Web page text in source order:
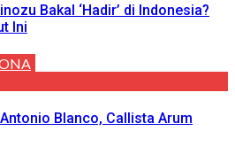
Bakal ‘Hadir’ di Indonesia?
Ini
Blanco, Callista Arum